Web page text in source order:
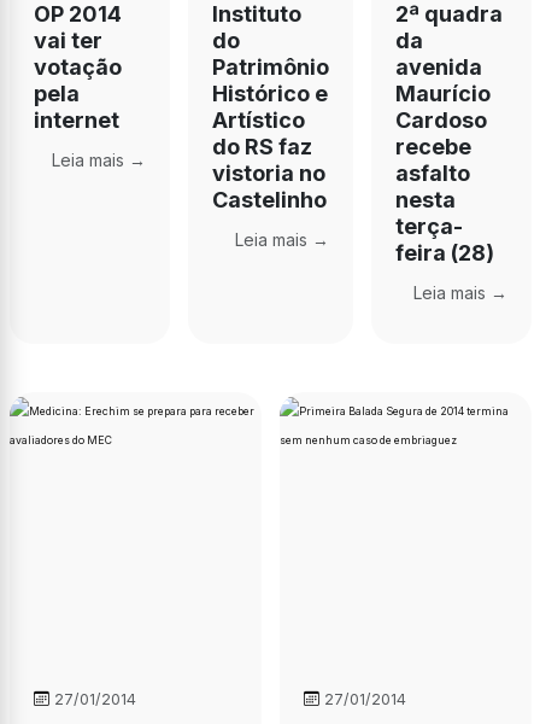
OP 2014
vai ter
votação
pela
internet
Leia mais →
Instituto
do
Patrimônio
Histórico e
Artístico
do RS faz
vistoria no
Castelinho
Leia mais →
2ª quadra
da
avenida
Maurício
Cardoso
recebe
asfalto
nesta
terça-
feira (28)
Leia mais →
27/01/2014 27/01/2014